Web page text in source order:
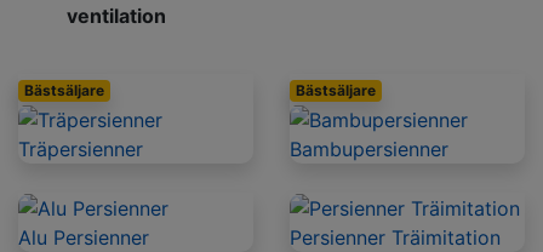
ventilation
Bästsäljare
Träpersienner
Bästsäljare
Bambupersienner
Alu Persienner Persienner Träimitation